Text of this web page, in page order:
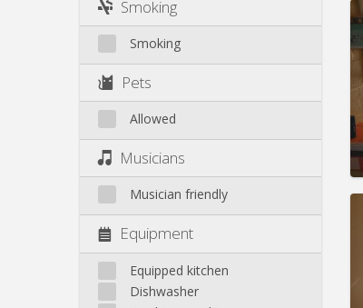
Smoking
Smoking
Pets
Allowed
Musicians
Musician friendly
Equipment
Equipped kitchen
Dishwasher